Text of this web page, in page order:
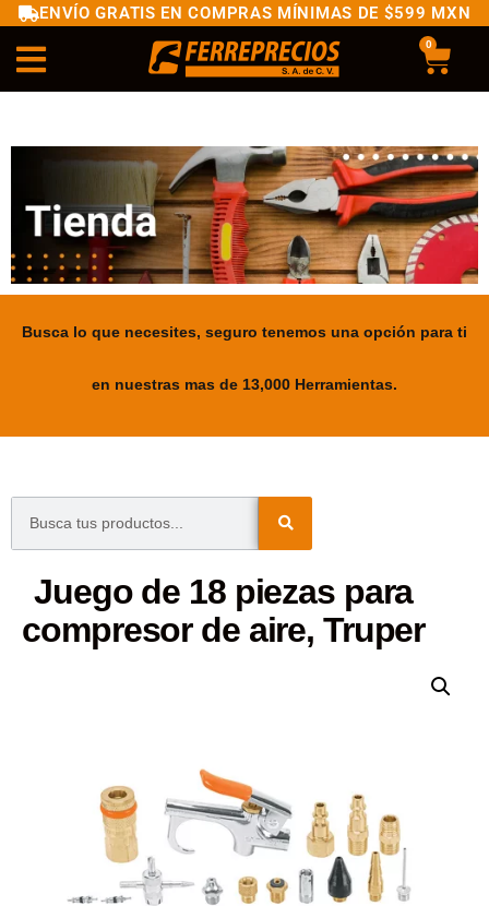
ENVÍO GRATIS EN COMPRAS MÍNIMAS DE $599 MXN
0
Busca lo que necesites, seguro tenemos una opción para ti
en nuestras mas de 13,000 Herramientas.
Juego de 18 piezas para
compresor de aire, Truper